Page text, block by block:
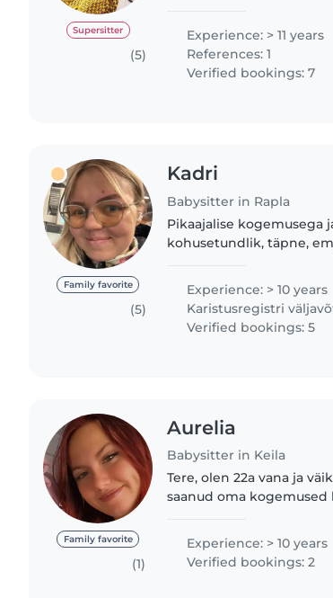
Supersitter
(5)
Expertise..
Experience: > 11 years
References: 1
Verified bookings: 7
Family favorite
(5)
Kadri
Babysitter in Rapla
Pikaajalise kogemusega
kohusetundlik, täpne,
Experience: > 10 years
Karistusregistri
Verified bookings: 5
Family favorite
(1)
Aurelia
Babysitter in Keila
Tere, olen 22a vana ja
saanud oma
Lapsehoidmisega olen
Experience: > 10 years
Verified bookings: 2